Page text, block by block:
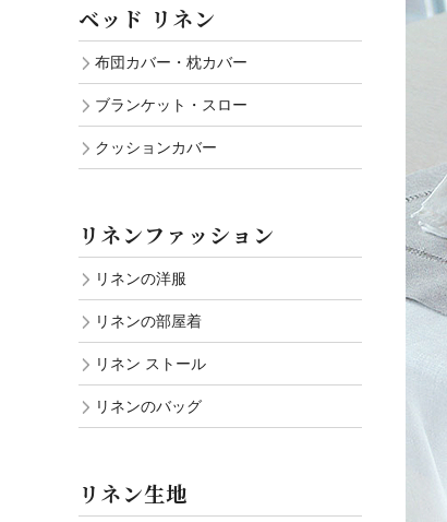
ベッド リネン
布団カバー・枕カバー
ブランケット・スロー
クッションカバー
リネンファッション
リネンの洋服
リネンの部屋着
リネン ストール
リネンのバッグ
リネン生地